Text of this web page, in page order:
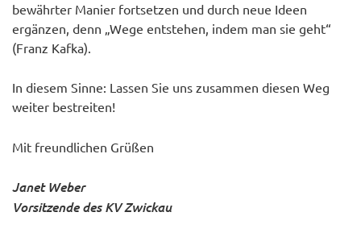
bewährter Manier fortsetzen und durch neue Ideen
ergänzen, denn „Wege entstehen, indem man sie geht“
(Franz Kafka).
In diesem Sinne: Lassen Sie uns zusammen diesen Weg
weiter bestreiten!
Mit freundlichen Grüßen
Janet Weber
Vorsitzende des KV Zwickau